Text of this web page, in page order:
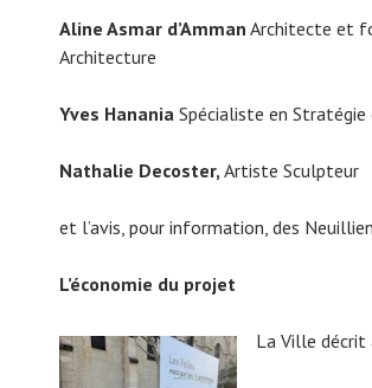
Aline Asmar d’Amman Architecte et
Architecture
Yves Hanania Spécialiste en
Nathalie Decoster, Artiste Sculpteur
et l’avis, pour information, des
L’économie du projet
La Ville décrit